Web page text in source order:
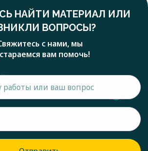
НАЙТИ МАТЕРИАЛ ИЛИ
ВОПРОСЫ?
с нами, мы
вам помочь!